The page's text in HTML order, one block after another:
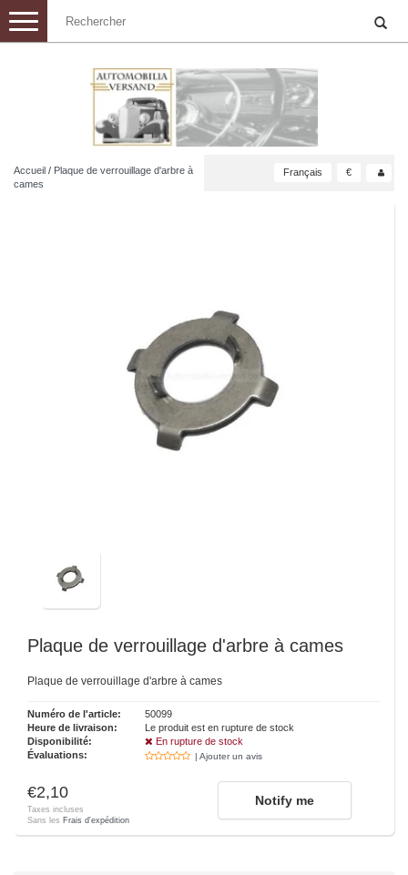
Toggle
navigation
Accueil / Plaque de verrouillage d'arbre à
cames
Français €
Plaque de verrouillage d'arbre à cames
Plaque de verrouillage d'arbre à cames
Numéro de l'article:
50099
Heure de livraison:
Le produit est en rupture de stock
Disponibilité:
En rupture de stock
Évaluations:
| Ajouter un avis
€2,10
Taxes incluses
Sans les Frais d'expédition
Notify me